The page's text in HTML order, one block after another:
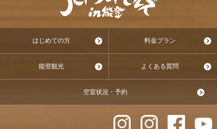
はじめての方 料金プラン
能登観光 よくある質問
空室状況・予約